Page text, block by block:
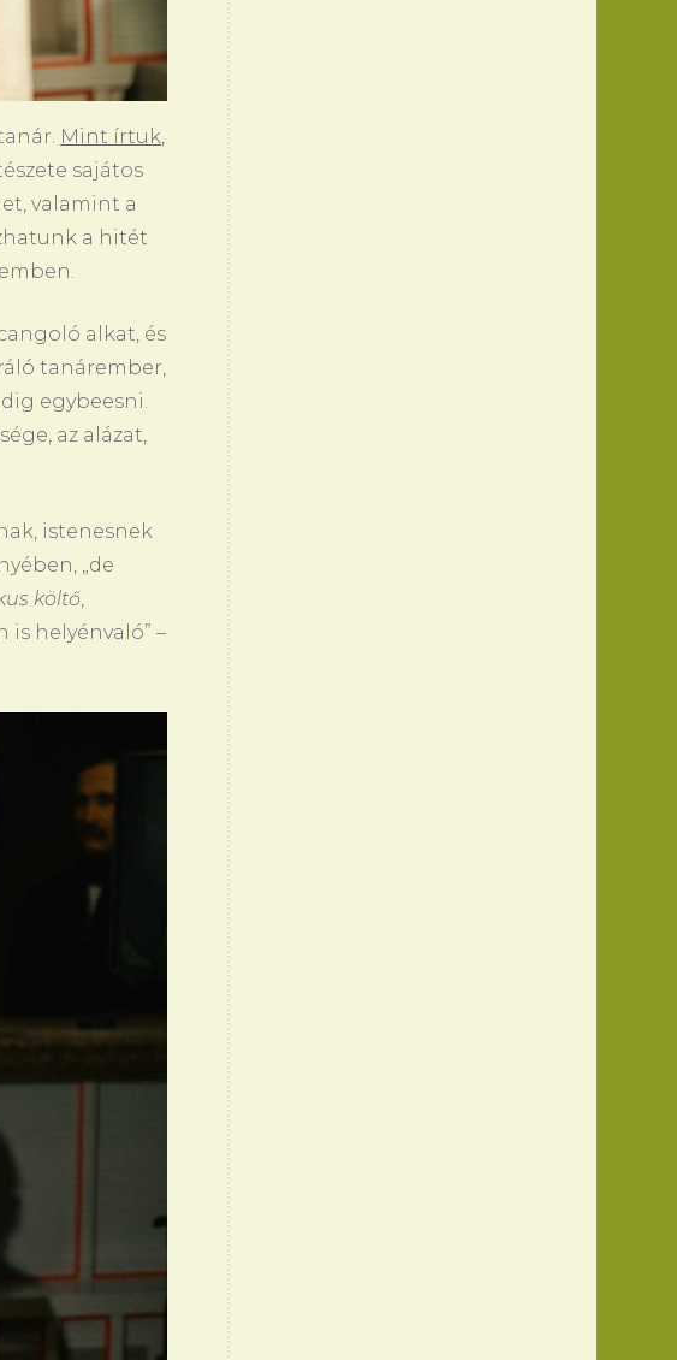
Mint írtuk,
sajátos
valamint a
a hitét
alkat, és
tanárember,
egybeesni.
az alázat,
istenesnek
„de
költő,
helyénvaló” –